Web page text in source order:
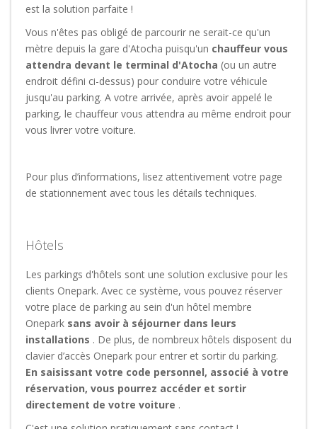
est la solution parfaite !
Vous n'êtes pas obligé de parcourir ne serait-ce qu'un
mètre depuis la gare d'Atocha puisqu'un chauffeur vous
attendra devant le terminal d'Atocha (ou un autre
endroit défini ci-dessus) pour conduire votre véhicule
jusqu'au parking. A votre arrivée, après avoir appelé le
parking, le chauffeur vous attendra au même endroit pour
vous livrer votre voiture.
Pour plus d’informations, lisez attentivement votre page
de stationnement avec tous les détails techniques.
Hôtels
Les parkings d'hôtels sont une solution exclusive pour les
clients Onepark. Avec ce système, vous pouvez réserver
votre place de parking au sein d'un hôtel membre
Onepark sans avoir à séjourner dans leurs
installations . De plus, de nombreux hôtels disposent du
clavier d’accès Onepark pour entrer et sortir du parking.
En saisissant votre code personnel, associé à votre
réservation, vous pourrez accéder et sortir
directement de votre voiture .